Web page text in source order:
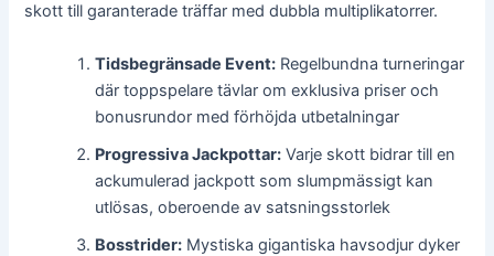
skott till garanterade träffar med dubbla multiplikatorrer.
Tidsbegränsade Event: Regelbundna turneringar
där toppspelare tävlar om exklusiva priser och
bonusrundor med förhöjda utbetalningar
Progressiva Jackpottar: Varje skott bidrar till en
ackumulerad jackpott som slumpmässigt kan
utlösas, oberoende av satsningsstorlek
Bosstrider: Mystiska gigantiska havsodjur dyker